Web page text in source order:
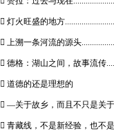
 灯火旺盛的地方
 上溯一条河流的源头
 德格：湖山之间，故事流传
 道德的还是理想的
 —关于故乡，而且不只是关于
 青藏线，不是新经验，也不